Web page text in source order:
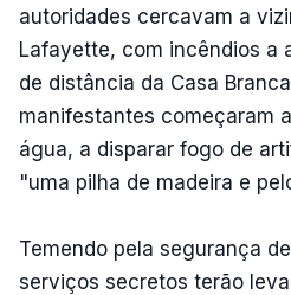
autoridades cercavam a
Lafayette, com incêndios a
de distância da Casa
manifestantes começaram
água, a disparar fogo de
"uma pilha de madeira e
Temendo pela segurança
serviços secretos terão